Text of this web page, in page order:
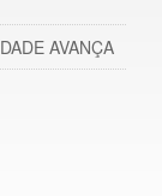
AVANÇA